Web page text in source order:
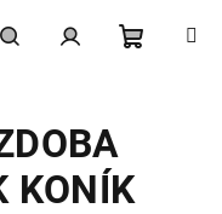
KONÍK